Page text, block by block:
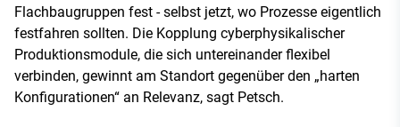
Flachbaugruppen fest - selbst jetzt, wo Prozesse eigentlich
festfahren sollten. Die Kopplung cyberphysikalischer
Produktionsmodule, die sich untereinander flexibel
verbinden, gewinnt am Standort gegenüber den „harten
Konfigurationen“ an Relevanz, sagt Petsch.